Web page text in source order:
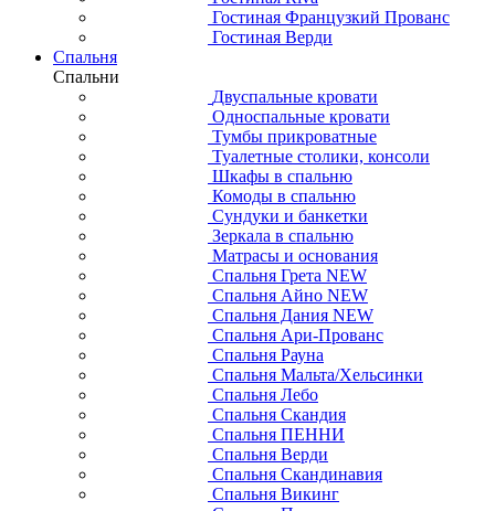
Гостиная Французкий Прованс
Гостиная Верди
Спальня
Спальни
Двуспальные кровати
Односпальные кровати
Тумбы прикроватные
Туалетные столики, консоли
Шкафы в спальню
Комоды в спальню
Сундуки и банкетки
Зеркала в спальню
Матрасы и основания
Спальня Грета NEW
Спальня Айно NEW
Спальня Дания NEW
Спальня Ари-Прованс
Спальня Рауна
Спальня Мальта/Хельсинки
Спальня Лебо
Спальня Скандия
Спальня ПЕННИ
Спальня Верди
Спальня Скандинавия
Спальня Викинг